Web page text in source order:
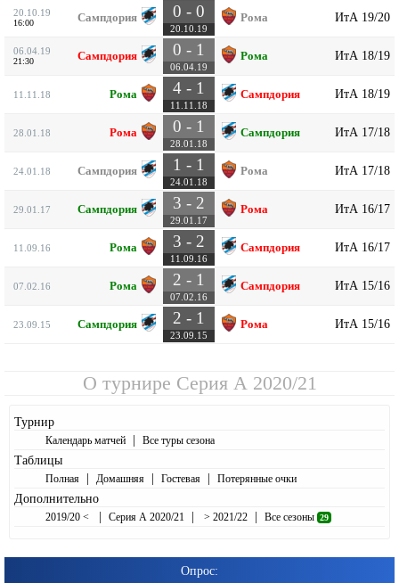
20.10.19
16:00 Сампдория 0 - 0
20.10.19
Рома ИтА 19/20
06.04.19
21:30 Сампдория 0 - 1
06.04.19
Рома ИтА 18/19
11.11.18 Рома 4 - 1
11.11.18
Сампдория ИтА 18/19
28.01.18 Рома 0 - 1
28.01.18
Сампдория ИтА 17/18
24.01.18 Сампдория 1 - 1
24.01.18
Рома ИтА 17/18
29.01.17 Сампдория 3 - 2
29.01.17
Рома ИтА 16/17
11.09.16 Рома 3 - 2
11.09.16
Сампдория ИтА 16/17
07.02.16 Рома 2 - 1
07.02.16
Сампдория ИтА 15/16
23.09.15 Сампдория 2 - 1
23.09.15
Рома ИтА 15/16
О турнире Серия А 2020/21
Турнир
Календарь матчей | Все туры сезона
Таблицы
Полная | Домашняя | Гостевая | Потерянные очки
Дополнительно
2019/20 < | Серия А 2020/21 | > 2021/22 | Все сезоны 29
Опрос: